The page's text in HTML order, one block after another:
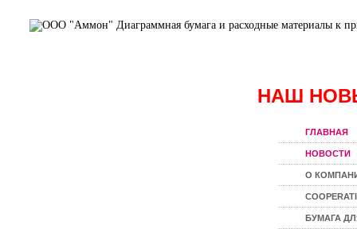
НАШ
ГЛАВНАЯ
НОВОСТИ
О
БУМАГА